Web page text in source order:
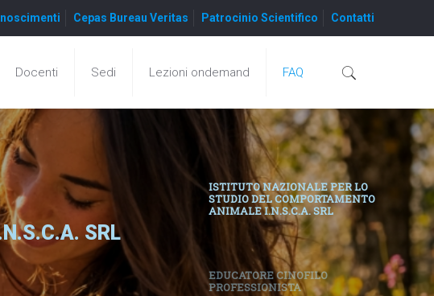
Cepas Bureau Veritas Patrocinio Scientifico Contatti
Docenti Sedi Lezioni ondemand FAQ
ISTITUTO NAZIONALE PER LO
STUDIO DEL COMPORTAMENTO
ANIMALE I.N.S.C.A. SRL
EDUCATORE CINOFILO
PROFESSIONISTA
SRL